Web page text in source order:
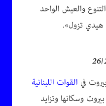
والعيش الواحد
هيدي تزول».
في القوات اللبنانية
وسكانها وتزايد